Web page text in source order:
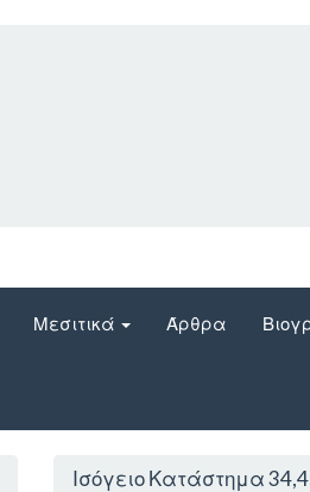
Μεσιτικά Άρθρα
Ισόγειο Κατάστημα